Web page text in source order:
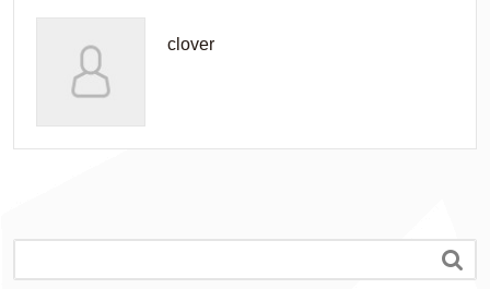
clover
